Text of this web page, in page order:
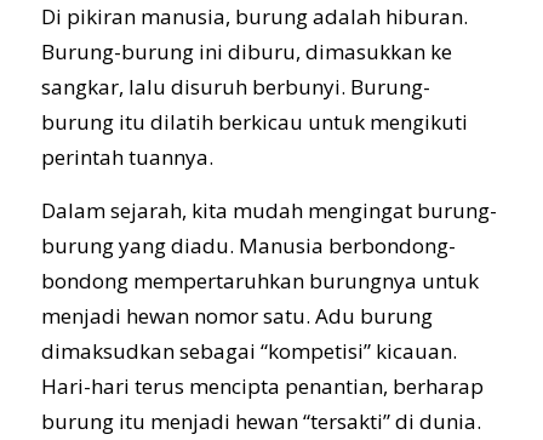
Di pikiran manusia, burung adalah hiburan.
Burung-burung ini diburu, dimasukkan ke
sangkar, lalu disuruh berbunyi. Burung-
burung itu dilatih berkicau untuk mengikuti
perintah tuannya.
Dalam sejarah, kita mudah mengingat burung-
burung yang diadu. Manusia berbondong-
bondong mempertaruhkan burungnya untuk
menjadi hewan nomor satu. Adu burung
dimaksudkan sebagai “kompetisi” kicauan.
Hari-hari terus mencipta penantian, berharap
burung itu menjadi hewan “tersakti” di dunia.